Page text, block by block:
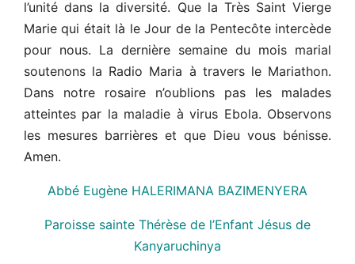
l’unité dans la diversité. Que la Très Saint Vierge
Marie qui était là le Jour de la Pentecôte intercède
pour nous. La dernière semaine du mois marial
soutenons la Radio Maria à travers le Mariathon.
Dans notre rosaire n’oublions pas les malades
atteintes par la maladie à virus Ebola. Observons
les mesures barrières et que Dieu vous bénisse.
Amen.
Abbé Eugène HALERIMANA BAZIMENYERA
Paroisse sainte Thérèse de l’Enfant Jésus de
Kanyaruchinya